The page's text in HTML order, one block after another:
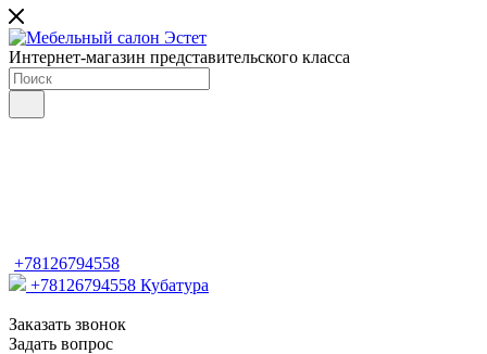
Интернет-магазин представительского класса
+78126794558
+78126794558 Кубатура
Заказать звонок
Задать вопрос